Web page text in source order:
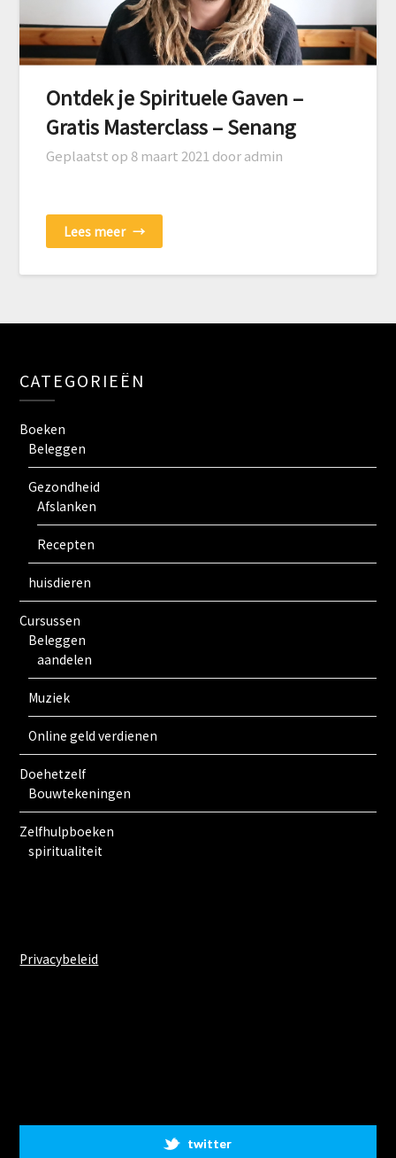
Ontdek je Spirituele Gaven –
Gratis Masterclass – Senang
Geplaatst op 8 maart 2021door admin
Lees meer →
CATEGORIEËN
Boeken
Beleggen
Gezondheid
Afslanken
Recepten
huisdieren
Cursussen
Beleggen
aandelen
Muziek
Online geld verdienen
Doehetzelf
Bouwtekeningen
Zelfhulpboeken
spiritualiteit
Privacybeleid
twitter